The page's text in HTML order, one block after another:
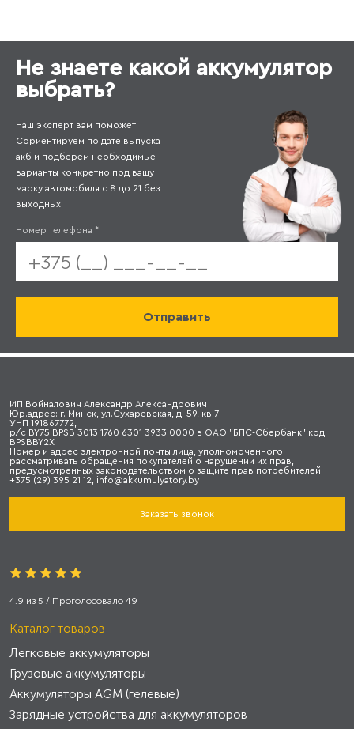
Не знаете какой аккумулятор
выбрать?
Наш эксперт вам поможет!
Сориентируем по дате выпуска
акб и подберём необходимые
варианты конкретно под вашу
марку автомобиля с 8 до 21 без
выходных!
Номер телефона *
ИП Войналович Александр Александрович
Юр.адрес: г. Минск, ул.Сухаревская, д. 59, кв.7
УНП 191867772,
р/с BY75 BPSB 3013 1760 6301 3933 0000 в ОАО "БПС-Сбербанк" код:
BPSBBY2X
Номер и адрес электронной почты лица, уполномоченного
рассматривать обращения покупателей о нарушении их прав,
предусмотренных законодательством о защите прав потребителей:
+375 (29) 395 21 12, info@akkumulyatory.by
Заказать звонок
4.9 из 5 / Проголосовало 49
Каталог товаров
Легковые аккумуляторы
Грузовые аккумуляторы
Аккумуляторы AGM (гелевые)
Зарядные устройства для аккумуляторов